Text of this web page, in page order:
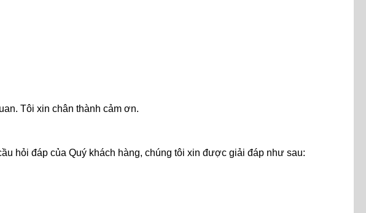
Tôi xin chân thành cảm ơn.
hỏi đáp của Quý khách hàng, chúng tôi xin được giải đáp như sau: